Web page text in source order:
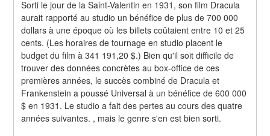
Sorti le jour de la Saint-Valentin en 1931, son film Dracula
aurait rapporté au studio un bénéfice de plus de 700 000
dollars à une époque où les billets coûtaient entre 10 et 25
cents. (Les horaires de tournage en studio placent le
budget du film à 341 191,20 $.) Bien qu'il soit difficile de
trouver des données concrètes au box-office de ces
premières années, le succès combiné de Dracula et
Frankenstein a poussé Universal à un bénéfice de 600 000
$ en 1931. Le studio a fait des pertes au cours des quatre
années suivantes. , mais le genre s'en est bien sorti.